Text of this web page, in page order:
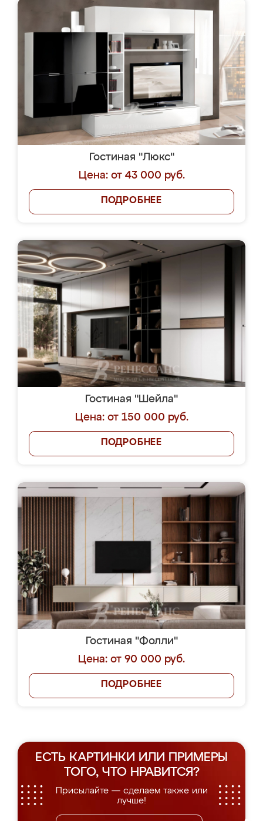
Гостиная "Люкс"
Цена: от 43 000 руб.
ПОДРОБНЕЕ
Гостиная "Шейла"
Цена: от 150 000 руб.
ПОДРОБНЕЕ
Гостиная "Фолли"
Цена: от 90 000 руб.
ПОДРОБНЕЕ
ЕСТЬ КАРТИНКИ ИЛИ ПРИМЕРЫ
ТОГО, ЧТО НРАВИТСЯ?
Присылайте — сделаем также или
лучше!